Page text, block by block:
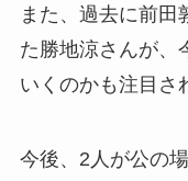
また、過去に前田
た勝地涼さんが、
いくのかも注目さ
今後、2人が公の